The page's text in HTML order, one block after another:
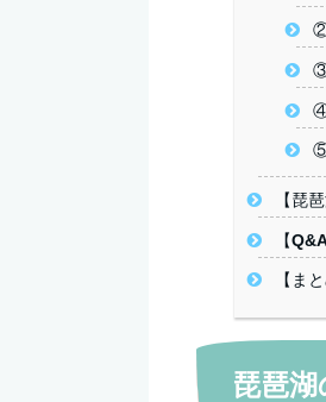
②
③
④
⑤
【琵
【
【ま
琵琶